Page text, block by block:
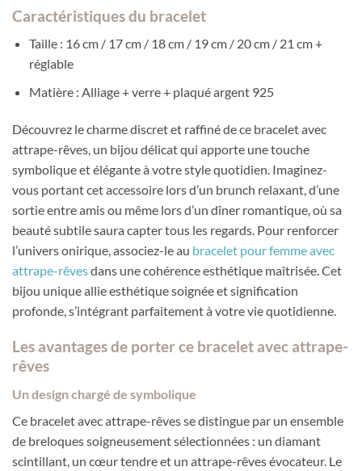
Caractéristiques du bracelet
Taille : 16 cm / 17 cm / 18 cm / 19 cm / 20 cm / 21 cm +
réglable
Matière : Alliage + verre + plaqué argent 925
Découvrez le charme discret et raffiné de ce bracelet avec
attrape-rêves, un bijou délicat qui apporte une touche
symbolique et élégante à votre style quotidien. Imaginez-
vous portant cet accessoire lors d’un brunch relaxant, d’une
sortie entre amis ou même lors d’un dîner romantique, où sa
beauté subtile saura capter tous les regards. Pour renforcer
l’univers onirique, associez-le au bracelet pour femme avec
attrape-rêvesdans une cohérence esthétique maîtrisée. Cet
bijou unique allie esthétique soignée et signification
profonde, s’intégrant parfaitement à votre vie quotidienne.
Les avantages de porter ce bracelet avec attrape-
rêves
Un design chargé de symbolique
Ce bracelet avec attrape-rêves se distingue par un ensemble
de breloques soigneusement sélectionnées : un diamant
scintillant, un cœur tendre et un attrape-rêves évocateur. Le